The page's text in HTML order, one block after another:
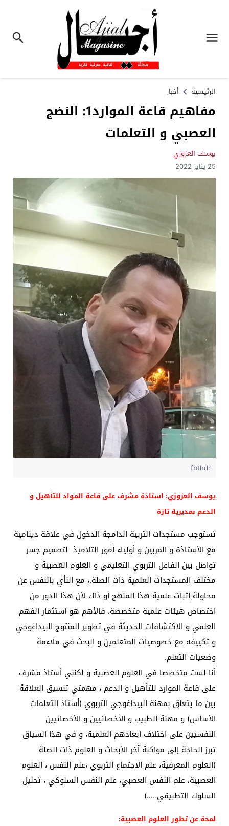
الرئيسية أخبار
مفاهيم قاعة الموارد1: النضج
العصبي و التعلمات
يوسف العزوزي
25 يناير 2022
fbthdr
يوسف العزوزي: استاذة مشرف على قاعة المواد للتأهيل و
الدعم بمديرية تازة
تستوجب مستجدات التربية الدامجة الدخول في علاقة دينامية
مع الأستاذة و المربين و أولياء أمور التلاميذ لتصميم جسر
تواصل بين الفاعل التربوي التعليمي و العلوم العصبية و
مختلف المستجدات العلمية ذات الصلة.، مع النأي بالنفس عن
محاولة إثبات علمية هذا المنهج أو ذاك لأن هذا الدور من
اختصاص هيئات علمية متخصصة، فالأهم هو استثمار الفهم
العلمي و الاكتشافات الحديثة في تطوير المنتوج البيداغوجي
و تكييفه مع خصوصيات المتعلمين و البحث في ملاءمة
وضعيات التعلم.
أنا لست متخصصا في العلوم العصبية و لكنني أستاذ مشرف
على قاعة الموارد للتأهيل و الدعم ، مهمتي تنسيق العلاقة
بين ما يتعلق بمهنة البيداغوجي التربوي (أستاذ التعلمات
الأساس) و مهنة الطبيب و الأخصائيين و الأخصائيين
النفسيين على اختلاف ابعادهم العلمية، و في هذا السياق
تبرز الحاجة إلى مواكبة آخر الأبحاث و العلوم ذات الصلة
(العلوم المعرفية، علم الاجتماع التربوي ،علم النفس ، العلوم
العصبية، علم النفس العصبي، علم النفس السلوكي ، تحليل
السلوك التطبيقي…..)
لمحة عن تطور العلوم العصبية: